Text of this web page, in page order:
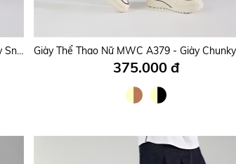
Giày Thể Thao Nữ MWC A380 - Giày Chunky Sneakers Nữ Da PU Êm Mềm, Hoạ Tiết Chữ Độc Đáo, Năng Động, Trẻ Trung.
375.000 đ
295.000 đ